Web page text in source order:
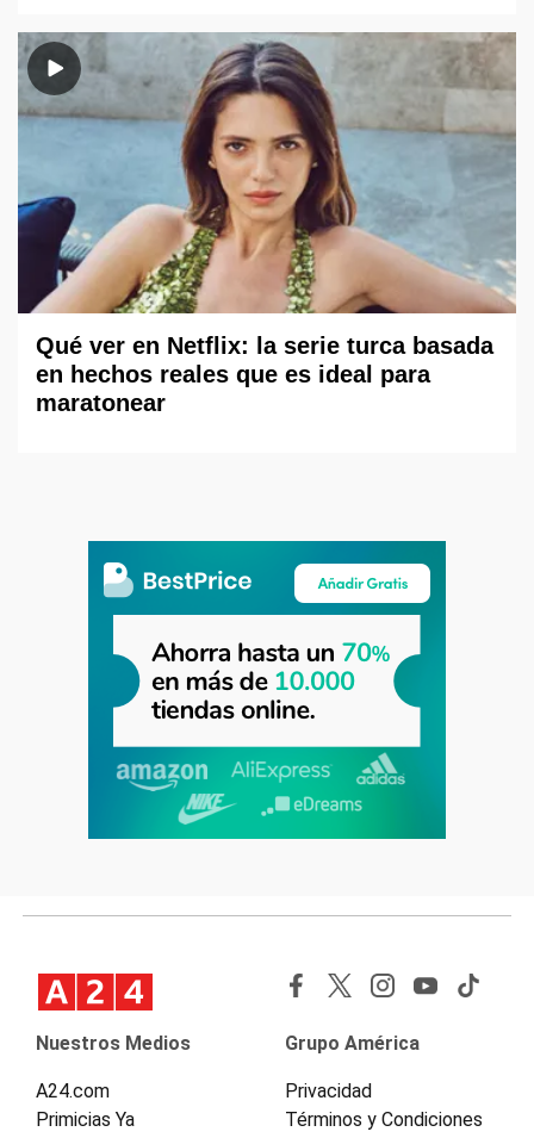
Qué ver en Netflix: la serie turca basada
en hechos reales que es ideal para
maratonear
Nuestros Medios
A24.com
Primicias Ya
Grupo América
Privacidad
Términos y Condiciones